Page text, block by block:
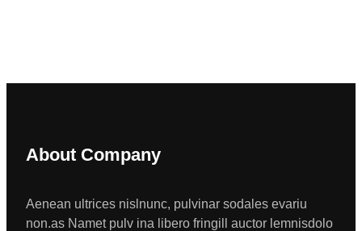
About Company
Aenean ultrices nislnunc, pulvinar sodales evariu
non.as Namet pulv ina libero fringill auctor lemnisdolo